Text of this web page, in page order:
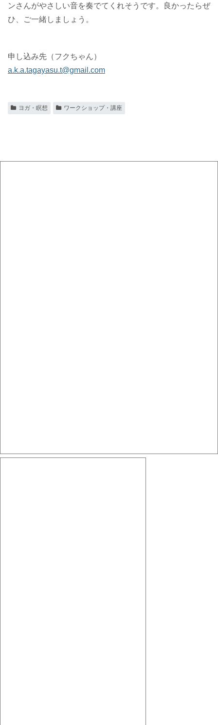
ンさんがやさしい音を奏でてくれそうです。良かったらぜ
ひ、ご一緒しましょう。
申し込み先（フクちゃん）
a.k.a.tagayasu.t@gmail.com
ヨガ・瞑想 ワークショップ・講座